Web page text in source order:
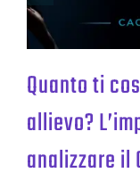
Quanto ti
allievo?
analizzare il